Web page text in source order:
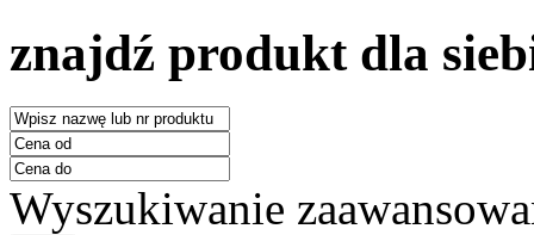
znajdź produkt dla
Wyszukiwanie